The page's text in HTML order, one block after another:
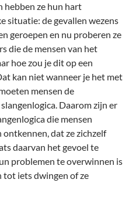
hebben ze hun hart
situatie: de gevallen wezens
geroepen en nu proberen ze
die de mensen van het
hoe zou je dit op een
kan niet wanneer je het met
mensen de
Daarom zijn er
die mensen
dat ze zichzelf
daarvan het gevoel te
problemen te overwinnen is
tot iets dwingen of ze